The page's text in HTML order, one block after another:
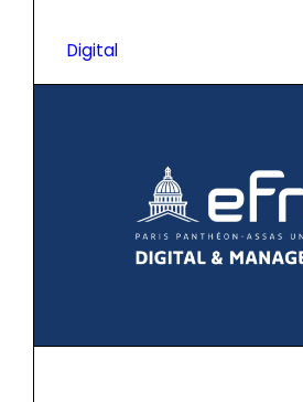
Digital